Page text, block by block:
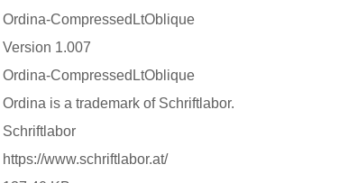
Ordina-CompressedLtOblique
Version 1.007
Ordina-CompressedLtOblique
Ordina is a trademark of Schriftlabor.
Schriftlabor
https://www.schriftlabor.at/